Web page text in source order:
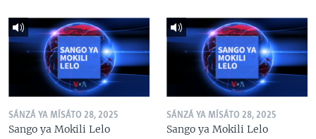
SÁNZÁ YA MÍSÁTO 28, 2025
Sango ya Mokili Lelo
SÁNZÁ YA MÍSÁTO 28, 2025
Sango ya Mokili Lelo